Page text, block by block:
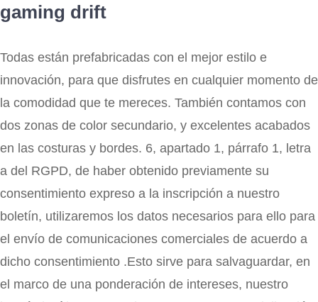
gaming drift
Todas están prefabricadas con el mejor estilo e
innovación, para que disfrutes en cualquier momento de
la comodidad que te mereces. También contamos con
dos zonas de color secundario, y excelentes acabados
en las costuras y bordes. 6, apartado 1, párrafo 1, letra
a del RGPD, de haber obtenido previamente su
consentimiento expreso a la inscripción a nuestro
boletín, utilizaremos los datos necesarios para ello para
el envío de comunicaciones comerciales de acuerdo a
dicho consentimiento .Esto sirve para salvaguardar, en
el marco de una ponderación de intereses, nuestro